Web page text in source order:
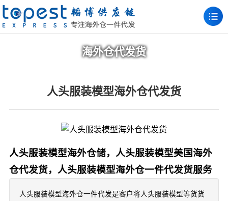
海外仓代发货
人头服装模型海外仓代发货
人头服装模型海外仓储，人头服装模型美国海外
仓代发货，人头服装模型海外仓一件代发货服务
人头服装模型海外仓一件代发是客户将人头服装模型等货货